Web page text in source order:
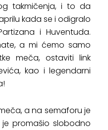
takmičenja, i to da
kada se i odigralo
i Huventuda.
a mi ćemo samo
meča, ostaviti link
kao i legendarni
a na semaforu je
je promašio slobodno